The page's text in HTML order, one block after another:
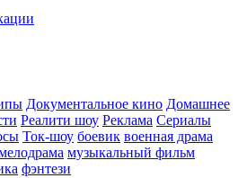
Документальное кино Домашнее
Реалити шоу Реклама Сериалы
Ток-шоу боевик военная драма
музыкальный фильм
фэнтези